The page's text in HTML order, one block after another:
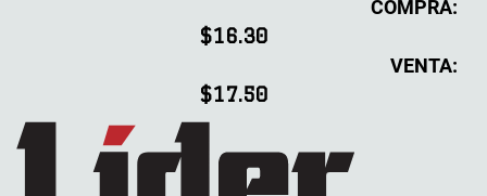
COMPRA:
$16.30
VENTA:
$17.50